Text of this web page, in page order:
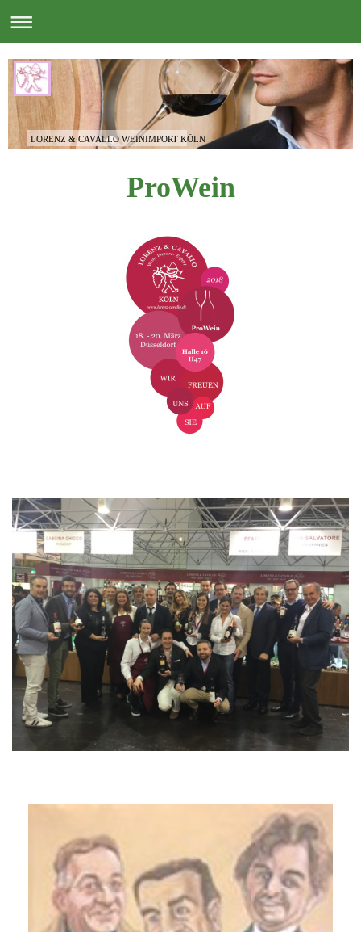
LORENZ & CAVALLO WEINIMPORT KÖLN
ProWein